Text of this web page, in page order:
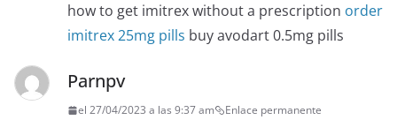
how to get imitrex without a prescription order
imitrex 25mg pills buy avodart 0.5mg pills
Parnpv
el 27/04/2023 a las 9:37 am Enlace permanente